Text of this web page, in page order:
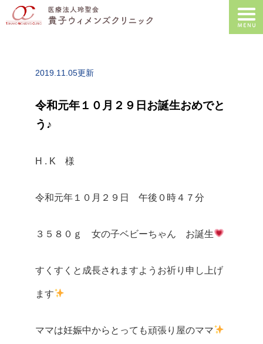
2019.11.05更新
令和元年１０月２９日お誕生おめでと
う♪
H . K 様
令和元年１０月２９日 午後０時４７分
３５８０ｇ 女の子ベビーちゃん お誕生
すくすくと成長されますようお祈り申し上げ
ます
ママは妊娠中からとっても頑張り屋のママ